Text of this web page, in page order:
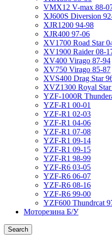
VMX12 V-max 88-
XJ600S Diversion
XJR1200 94-98
XJR400 97-06
XV1700 Road Star
XV1900 Raider 08-
XV400 Virago 87-94
XV750 Virago 85-87
XVS400 Drag Star
XVZ1300 Royal
YZF-1000R
YZF-R1 00-01
YZF-R1 02-03
YZF-R1 04-06
YZF-R1 07-08
YZF-R1 09-14
YZF-R1 09-15
YZF-R1 98-99
YZF-R6 03-05
YZF-R6 06-07
YZF-R6 08-16
YZF-R6 99-00
YZF600 Thundrcat
Моторезина Б/У
Search